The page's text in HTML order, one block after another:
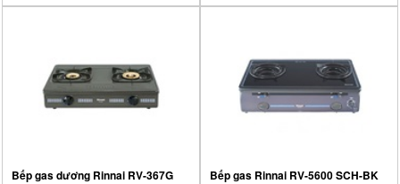
Bếp gas dương Rinnai RV-367G Bếp gas Rinnai RV-5600 SCH-BK